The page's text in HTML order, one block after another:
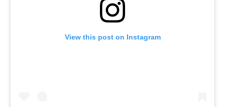
View this post on Instagram